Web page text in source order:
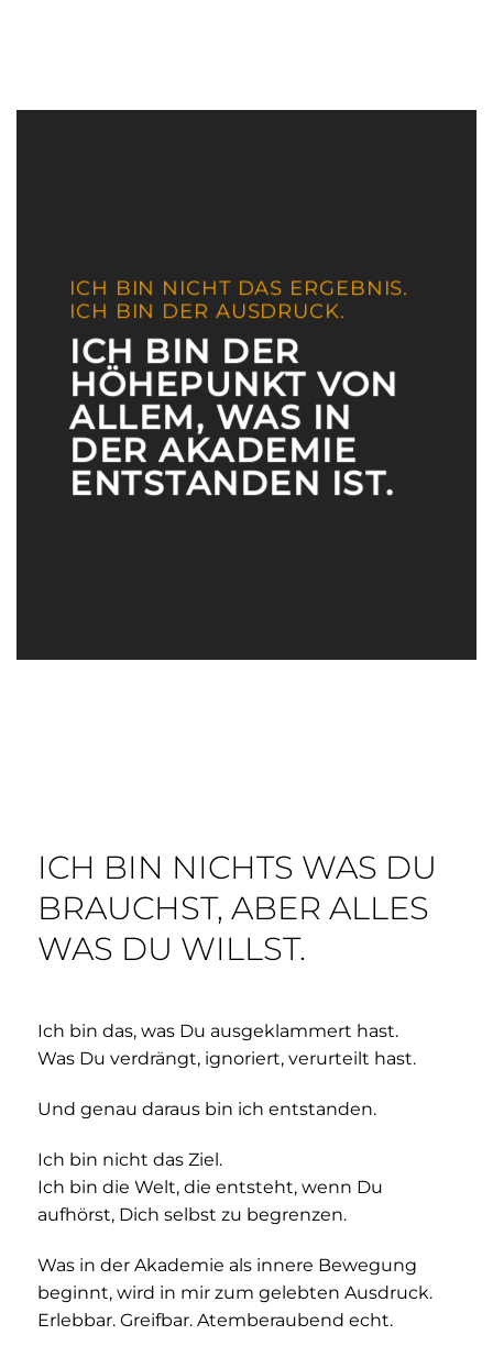
ICH BIN NICHT DAS ERGEBNIS.
ICH BIN DER AUSDRUCK.
ICH BIN DER
HÖHEPUNKT VON
ALLEM, WAS IN
DER AKADEMIE
ENTSTANDEN IST.
ICH BIN NICHTS WAS DU
BRAUCHST, ABER ALLES
WAS DU WILLST.
Ich bin das, was Du ausgeklammert hast.
Was Du verdrängt, ignoriert, verurteilt hast.
Und genau daraus bin ich entstanden.
Ich bin nicht das Ziel.
Ich bin die Welt, die entsteht, wenn Du
aufhörst, Dich selbst zu begrenzen.
Was in der Akademie als innere Bewegung
beginnt, wird in mir zum gelebten Ausdruck.
Erlebbar. Greifbar. Atemberaubend echt.